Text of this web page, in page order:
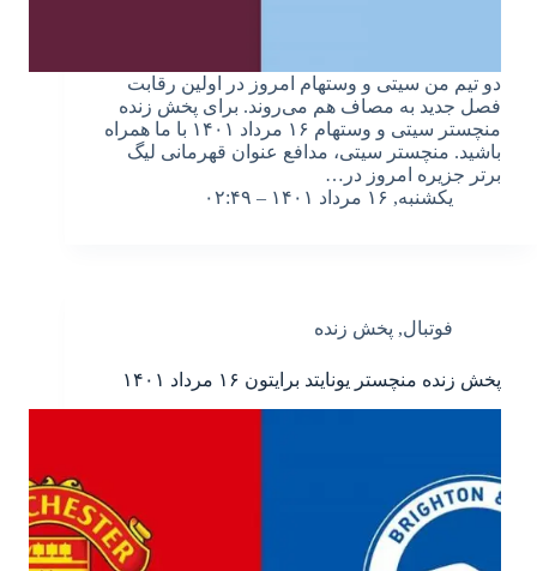
دو تیم من سیتی و وستهام امروز در اولین رقابت
فصل جدید به مصاف هم می‌روند. برای پخش زنده
منچستر سیتی و وستهام ۱۶ مرداد ۱۴۰۱ با ما همراه
باشید. منچستر سیتی، مدافع عنوان قهرمانی لیگ
برتر جزیره امروز در…
یکشنبه, ۱۶ مرداد ۱۴۰۱ – ۰۲:۴۹
فوتبال, پخش زنده
پخش زنده منچستر یونایتد برایتون ۱۶ مرداد ۱۴۰۱